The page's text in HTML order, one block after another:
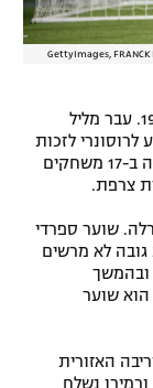
ללא ספק בכיר השוערים ילידי 1995. עבר מליל
וסייע לרוסונרי לזכות
באליפות איטליה תוך שהוא שומר על רשת נקייה ב-17 משחקים
שוער ספרדי
ולמרות גובה לא מרשים
ובהמשך
הוא שוער
האזורית
קודם ורמירו נשלח